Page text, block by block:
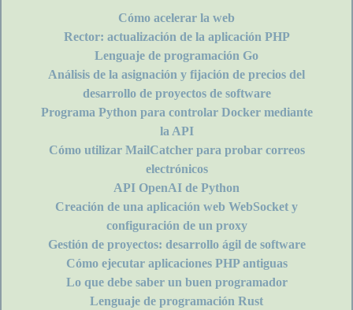
Cómo acelerar la web
Rector: actualización de la aplicación PHP
Lenguaje de programación Go
Análisis de la asignación y fijación de precios del
desarrollo de proyectos de software
Programa Python para controlar Docker mediante
la API
Cómo utilizar MailCatcher para probar correos
electrónicos
API OpenAI de Python
Creación de una aplicación web WebSocket y
configuración de un proxy
Gestión de proyectos: desarrollo ágil de software
Cómo ejecutar aplicaciones PHP antiguas
Lo que debe saber un buen programador
Lenguaje de programación Rust